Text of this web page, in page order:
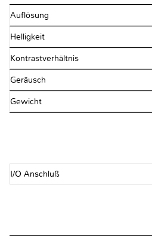
Auflösung
Helligkeit
Kontrastverhältnis
Geräusch
Gewicht
I/O Anschluß